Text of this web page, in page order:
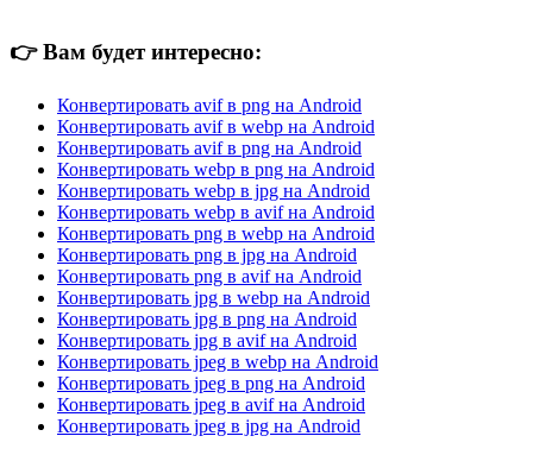
👉Вам будет интересно:
Конвертировать avif в png на Android
Конвертировать avif в webp на Android
Конвертировать avif в png на Android
Конвертировать webp в png на Android
Конвертировать webp в jpg на Android
Конвертировать webp в avif на Android
Конвертировать png в webp на Android
Конвертировать png в jpg на Android
Конвертировать png в avif на Android
Конвертировать jpg в webp на Android
Конвертировать jpg в png на Android
Конвертировать jpg в avif на Android
Конвертировать jpeg в webp на Android
Конвертировать jpeg в png на Android
Конвертировать jpeg в avif на Android
Конвертировать jpeg в jpg на Android